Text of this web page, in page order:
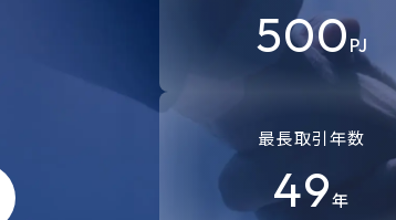
500PJ
最長取引年数
49年